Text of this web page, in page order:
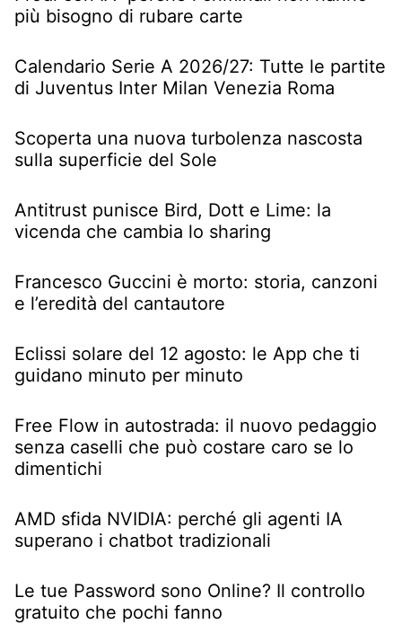
più bisogno di rubare carte
Calendario Serie A 2026/27: Tutte le partite
di Juventus Inter Milan Venezia Roma
Scoperta una nuova turbolenza nascosta
sulla superficie del Sole
Antitrust punisce Bird, Dott e Lime: la
vicenda che cambia lo sharing
Francesco Guccini è morto: storia, canzoni
e l’eredità del cantautore
Eclissi solare del 12 agosto: le App che ti
guidano minuto per minuto
Free Flow in autostrada: il nuovo pedaggio
senza caselli che può costare caro se lo
dimentichi
AMD sfida NVIDIA: perché gli agenti IA
superano i chatbot tradizionali
Le tue Password sono Online? Il controllo
gratuito che pochi fanno